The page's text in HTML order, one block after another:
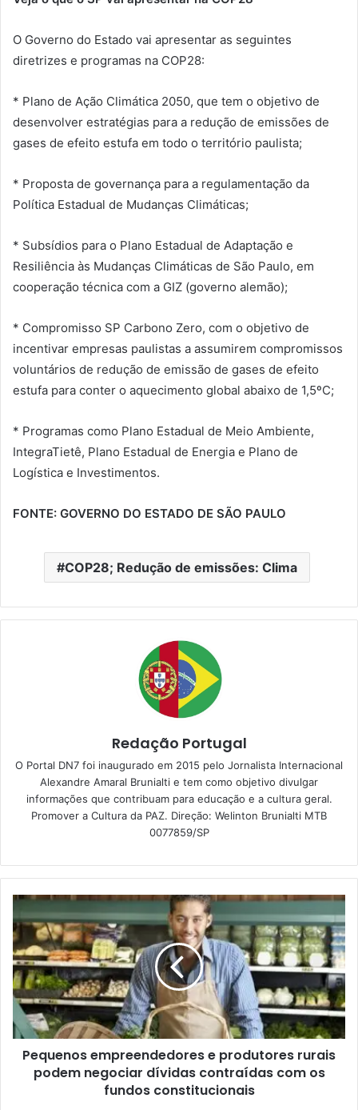
O Governo do Estado vai apresentar as seguintes
diretrizes e programas na COP28:
* Plano de Ação Climática 2050, que tem o objetivo de
desenvolver estratégias para a redução de emissões de
gases de efeito estufa em todo o território paulista;
* Proposta de governança para a regulamentação da
Política Estadual de Mudanças Climáticas;
* Subsídios para o Plano Estadual de Adaptação e
Resiliência às Mudanças Climáticas de São Paulo, em
cooperação técnica com a GIZ (governo alemão);
* Compromisso SP Carbono Zero, com o objetivo de
incentivar empresas paulistas a assumirem compromissos
voluntários de redução de emissão de gases de efeito
estufa para conter o aquecimento global abaixo de 1,5ºC;
* Programas como Plano Estadual de Meio Ambiente,
IntegraTietê, Plano Estadual de Energia e Plano de
Logística e Investimentos.
FONTE: GOVERNO DO ESTADO DE SÃO PAULO
COP28; Redução de emissões: Clima
Redação Portugal
O Portal DN7 foi inaugurado em 2015 pelo Jornalista Internacional
Alexandre Amaral Brunialti e tem como objetivo divulgar
informações que contribuam para educação e a cultura geral.
Promover a Cultura da PAZ. Direção: Welinton Brunialti MTB
0077859/SP
Pequenos empreendedores e produtores rurais
podem negociar dívidas contraídas com os
fundos constitucionais